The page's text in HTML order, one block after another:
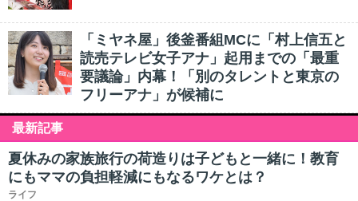
「ミヤネ屋」後釜番組MCに「村上信五と
読売テレビ女子アナ」起用までの「最重
要議論」内幕！「別のタレントと東京の
フリーアナ」が候補に
最新記事
夏休みの家族旅行の荷造りは子どもと一緒に！教育
にもママの負担軽減にもなるワケとは？
ライフ